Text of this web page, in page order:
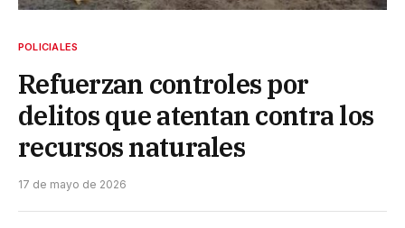
POLICIALES
Refuerzan controles por
delitos que atentan contra los
recursos naturales
17 de mayo de 2026